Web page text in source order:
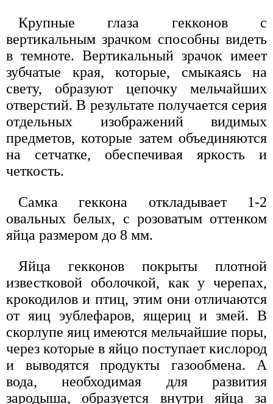
Крупные глаза гекконов с
вертикальным зрачком способны видеть
в темноте. Вертикальный зрачок имеет
зубчатые края, которые, смыкаясь на
свету, образуют цепочку мельчайших
отверстий. В результате получается серия
отдельных изображений видимых
предметов, которые затем объединяются
на сетчатке, обеспечивая яркость и
четкость.
Самка геккона откладывает 1-2
овальных белых, с розоватым оттенком
яйца размером до 8 мм.
Яйца гекконов покрыты плотной
известковой оболочкой, как у черепах,
крокодилов и птиц, этим они отличаются
от яиц эублефаров, ящериц и змей. В
скорлупе яиц имеются мельчайшие поры,
через которые в яйцо поступает кислород
и выводятся продукты газообмена. А
вода, необходимая для развития
зародыша, образуется внутри яйца за